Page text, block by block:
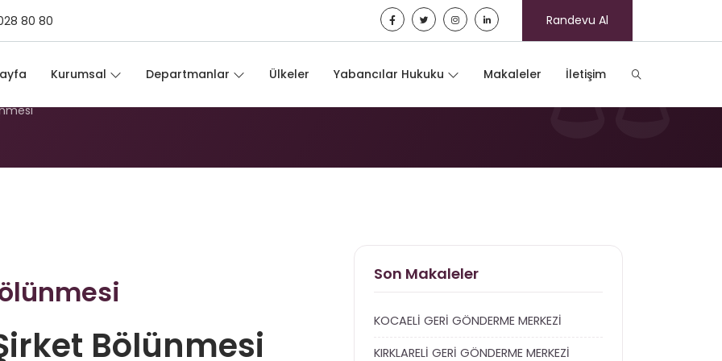
80 80 Randevu Al
Kurumsal Departmanlar Ülkeler Yabancılar Hukuku Makaleler İletişim
Bölünmesi
Son Makaleler
KOCAELİ GERİ GÖNDERME MERKEZİ
KIRKLARELİ GERİ GÖNDERME MERKEZİ